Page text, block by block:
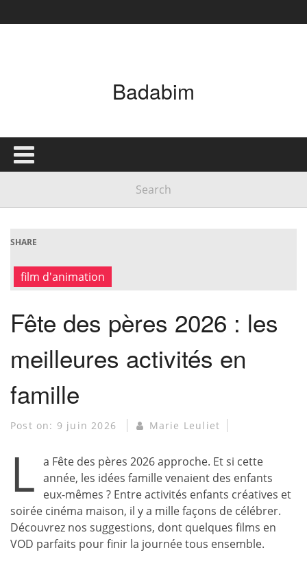
Badabim
SHARE
film d'animation
Fête des pères 2026 : les
meilleures activités en
famille
Post on: 9 juin 2026 Marie Leuliet
L a Fête des pères 2026 approche. Et si cette
année, les idées famille venaient des enfants
eux-mêmes ? Entre activités enfants créatives et
soirée cinéma maison, il y a mille façons de célébrer.
Découvrez nos suggestions, dont quelques films en
VOD parfaits pour finir la journée tous ensemble.